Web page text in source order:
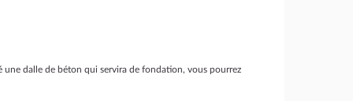
dalle de béton qui servira de fondation, vous pourrez